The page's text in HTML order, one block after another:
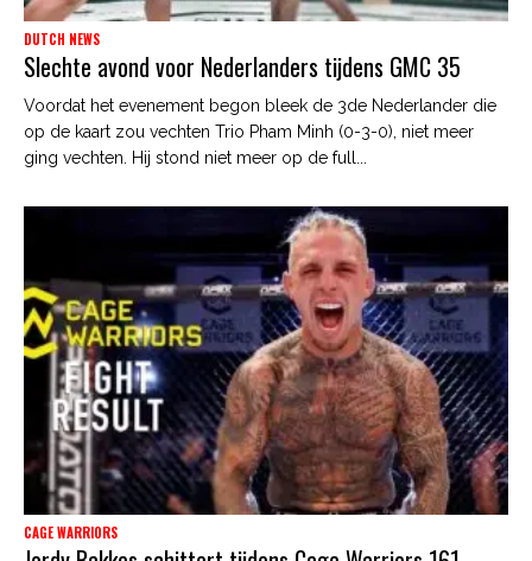
DUTCH NEWS
Slechte avond voor Nederlanders tijdens GMC 35
Voordat het evenement begon bleek de 3de Nederlander die
op de kaart zou vechten Trio Pham Minh (0-3-0), niet meer
ging vechten. Hij stond niet meer op de full...
CAGE WARRIORS